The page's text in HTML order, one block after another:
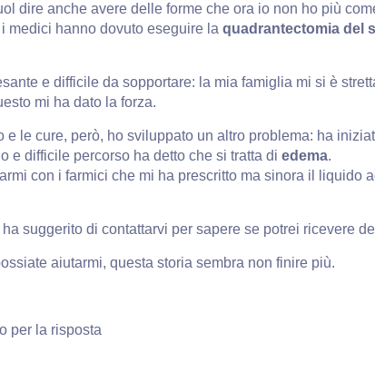
dire anche avere delle forme che ora io non ho più
medici hanno dovuto eseguire la quadrantectomia del
e difficile da sopportare: la mia famiglia mi si è
mi ha dato la forza.
e le cure, però, ho sviluppato un altro problema: ha
e difficile percorso ha detto che si tratta di edema.
con i farmici che mi ha prescritto ma sinora il liquido
ha suggerito di contattarvi per sapere se potrei ricevere
aiutarmi, questa storia sembra non finire più.
per la risposta